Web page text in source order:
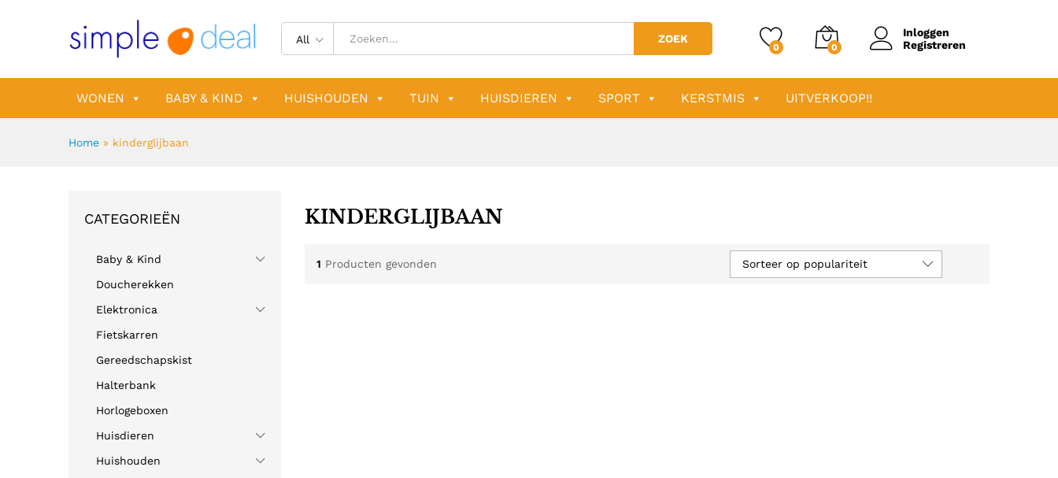
All ZOEK
0 0
Inloggen
Registreren
WONEN BABY & KIND HUISHOUDEN TUIN HUISDIEREN SPORT KERSTMIS UITVERKOOP!!
Home » kinderglijbaan
KINDERGLIJBAAN
1 Producten gevonden Sorteer op populariteit
CATEGORIEËN
Baby & Kind
Doucherekken
Elektronica
Fietskarren
Gereedschapskist
Halterbank
Horlogeboxen
Huisdieren
Huishouden